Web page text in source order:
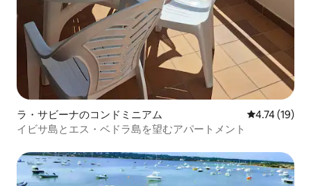
ラ・サビーナのコンドミニアム レビュー19
4.74 (19)
イビサ島とエス・ベドラ島を望むアパートメント